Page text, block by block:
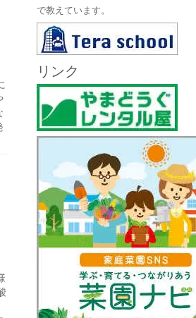
で教えています。
リンク